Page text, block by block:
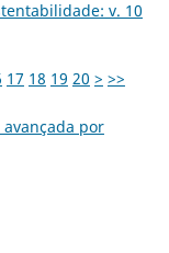
v. 10
17 18 19 20 > >>
por